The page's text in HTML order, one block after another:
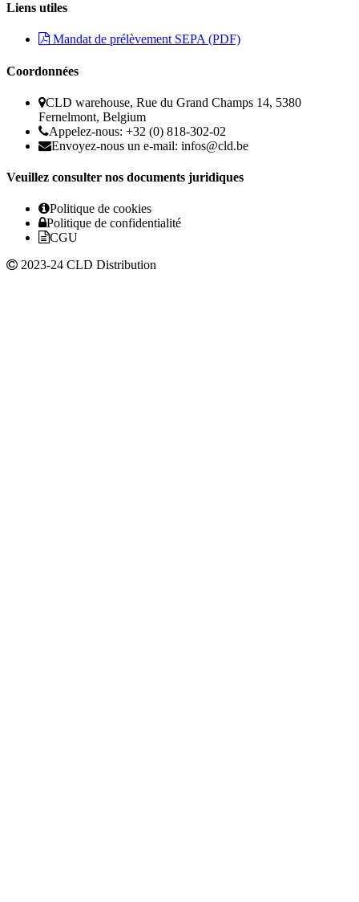
Liens utiles
Mandat de prélèvement SEPA (PDF)
Coordonnées
CLD warehouse, Rue du Grand Champs 14, 5380
Fernelmont, Belgium
Appelez-nous: +32 (0) 818-302-02
Envoyez-nous un e-mail: infos@cld.be
Veuillez consulter nos documents juridiques
Politique de cookies
Politique de confidentialité
CGU
2023-24 CLD Distribution